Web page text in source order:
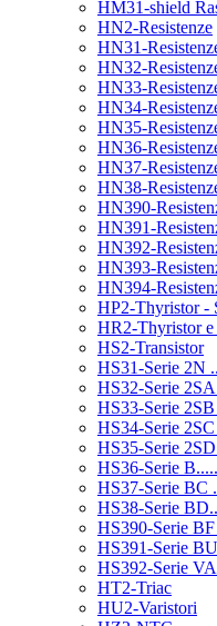
HM31-shield
HN2-Resistenze
HN31-
HN32-
HN33-
HN34-
HN35-
HN36-
HN37-
HN38-
HN390-
HN391-
HN392-
HN393-
HN394-
HP2-Thyristor -
HR2-Thyristor
HS2-Transistor
HS31-Serie 2N
HS32-Serie
HS33-Serie
HS34-Serie
HS35-Serie
HS36-Serie B.....
HS37-Serie BC
HS38-Serie
HS390-Serie BF
HS391-Serie
HS392-Serie
HT2-Triac
HU2-Varistori